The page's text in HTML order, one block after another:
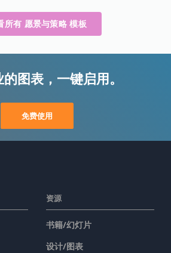
所有 愿景与策略 模板
图表，一键启用。
免费使用
资源
书籍/幻灯片
设计/图表